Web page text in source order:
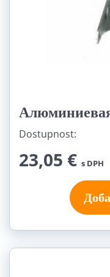
Dostupnost:
23,05 € s DPH